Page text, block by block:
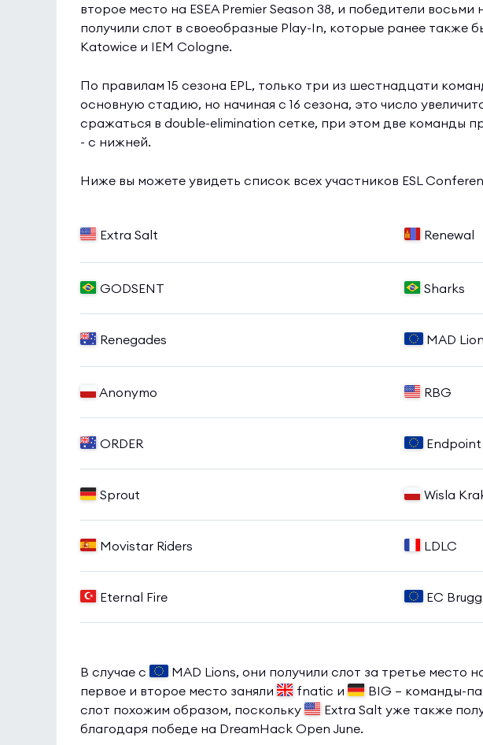
второе место на ESEA Premier Season 38, и победители восьми
получили слот в своеобразные Play-In, которые ранее также
Katowice и IEM Cologne.
По правилам 15 сезона EPL, только три из шестнадцати
основную стадию, но начиная с 16 сезона, это число
сражаться в double-elimination сетке, при этом две команды
- с нижней.
Ниже вы можете увидеть список всех участников ESL
Extra Salt Renewal
GODSENT Sharks
Renegades MAD
Anonymo RBG
ORDER Endpoint
Sprout Wisla
Movistar Riders LDLC
Eternal Fire EC
В случае с
MAD Lions, они получили слот за третье место
первое и второе место заняли
fnatic и BIG — команды-
слот похожим образом, поскольку
Extra Salt уже также
благодаря победе на DreamHack Open June.